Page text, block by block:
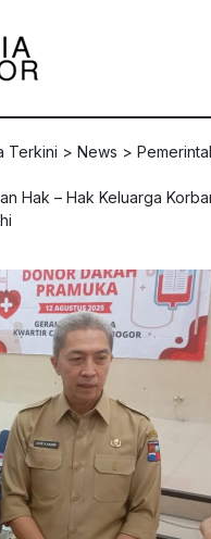
Terkini > News >
Hak – Hak Keluarga